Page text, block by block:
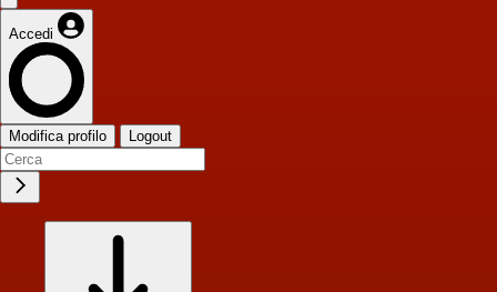
Accedi
Modifica profilo Logout